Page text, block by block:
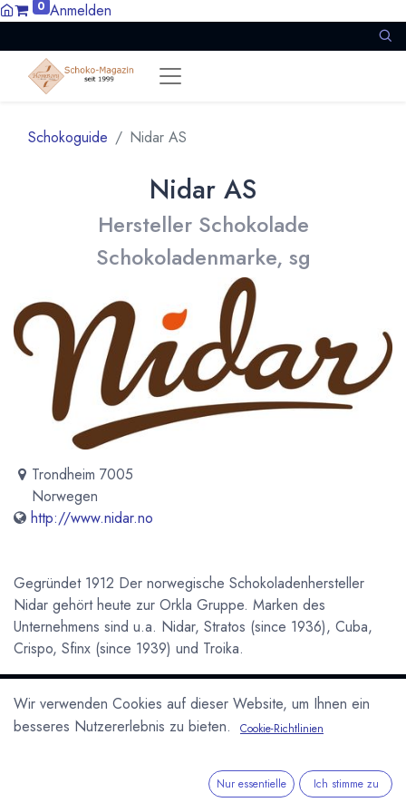
0 Anmelden
Schokoguide Nidar AS
Nidar AS
Hersteller Schokolade
Schokoladenmarke, sg
Trondheim 7005
Norwegen
http://www.nidar.no
Gegründet 1912 Der norwegische Schokoladenhersteller
Nidar gehört heute zur Orkla Gruppe. Marken des
Unternehmens sind u.a. Nidar, Stratos (since 1936), Cuba,
Crispo, Sfinx (since 1939) und Troika.
Newsletter
Kostenlose News - 1 Mal pro Monat:
Datenschutzerklärung&
Wir verwenden Cookies auf dieser Website, um Ihnen ein
besseres Nutzererlebnis zu bieten.
Cookie-Richtlinien
Nur essentielle Ich stimme zu